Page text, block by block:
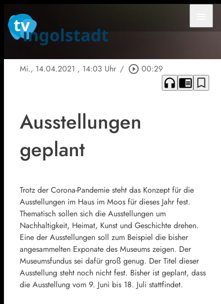
Mi., 14.04.2021 , 14:03 Uhr / play_circle_outline 00:29
headphones chrome_reader_mode bookmark_border
Ausstellungen
geplant
Trotz der Corona-Pandemie steht das Konzept für die
Ausstellungen im Haus im Moos für dieses Jahr fest.
Thematisch sollen sich die Ausstellungen um
Nachhaltigkeit, Heimat, Kunst und Geschichte drehen.
Eine der Ausstellungen soll zum Beispiel die bisher
angesammelten Exponate des Museums zeigen. Der
Museumsfundus sei dafür groß genug. Der Titel dieser
Ausstellung steht noch nicht fest. Bisher ist geplant, dass
die Ausstellung vom 9. Juni bis 18. Juli stattfindet.